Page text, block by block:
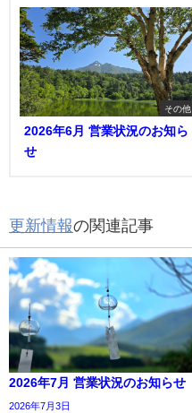
その他
2026年6月 営業状況のお知ら
せ
更新情報の関連記事
2026年7月 営業状況のお知らせ
2026年7月3日